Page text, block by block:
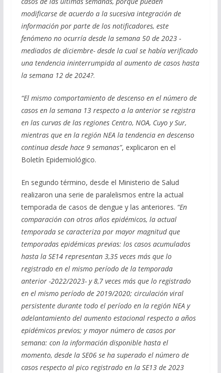
modificarse de acuerdo a la sucesiva integración de
información por parte de los notificadores, este
fenómeno no ocurría desde la semana 50 de 2023 -
mediados de diciembre- desde la cual se había verificado
una tendencia ininterrumpida al aumento de casos hasta
la semana 12 de 2024?.
“El mismo comportamiento de descenso en el número de
casos en la semana 13 respecto a la anterior se registra
en las curvas de las regiones Centro, NOA, Cuyo y Sur,
mientras que en la región NEA la tendencia en descenso
continua desde hace 9 semanas”, explicaron en el
Boletín Epidemiológico.
En segundo término, desde el Ministerio de Salud
realizaron una serie de paralelismos entre la actual
temporada de casos de dengue y las anteriores. “En
comparación con otros años epidémicos, la actual
temporada se caracteriza por mayor magnitud que
temporadas epidémicas previas: los casos acumulados
hasta la SE14 representan 3,35 veces más que lo
registrado en el mismo período de la temporada
anterior -2022/2023- y 8,7 veces más que lo registrado
en el mismo período de 2019/2020; circulación viral
persistente durante todo el período en la región NEA y
adelantamiento del aumento estacional respecto a años
epidémicos previos; y mayor número de casos por
semana: con la información disponible hasta el
momento, desde la SE06 se ha superado el número de
casos respecto al pico registrado en la SE13 de 2023